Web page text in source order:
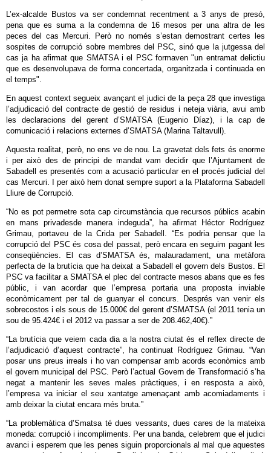
L’ex-alcalde Bustos va ser condemnat recentment a 3 anys de presó,
pena que es suma a la condemna de 16 mesos per una altra de les
peces del cas Mercuri. Però no només s’estan demostrant certes les
sospites de corrupció sobre membres del PSC, sinó que la jutgessa del
cas ja ha afirmat que SMATSA i el PSC formaven "un entramat delictiu
que es desenvolupava de forma concertada, organitzada i continuada en
el temps".
En aquest context segueix avançant el judici de la peça 28 que investiga
l’adjudicació del contracte de gestió de residus i neteja viària, avui amb
les declaracions del gerent d’SMATSA (Eugenio Díaz), i la cap de
comunicació i relacions externes d’SMATSA (Marina Taltavull).
Aquesta realitat, però, no ens ve de nou. La gravetat dels fets és enorme
i per això des de principi de mandat vam decidir que l’Ajuntament de
Sabadell es presentés com a acusació particular en el procés judicial del
cas Mercuri. I per això hem donat sempre suport a la Plataforma Sabadell
Lliure de Corrupció.
“No es pot permetre sota cap circumstància que recursos públics acabin
en mans privadesde manera indeguda”, ha afirmat Héctor Rodríguez
Grimau, portaveu de la Crida per Sabadell. “Es podria pensar que la
corrupció del PSC és cosa del passat, però encara en seguim pagant les
conseqüències. El cas d’SMATSA és, malauradament, una metàfora
perfecta de la brutícia que ha deixat a Sabadell el govern dels Bustos. El
PSC va facilitar a SMATSA el plec del contracte mesos abans que es fes
públic, i van acordar que l’empresa portaria una proposta inviable
econòmicament per tal de guanyar el concurs. Després van venir els
sobrecostos i els sous de 15.000€ del gerent d’SMATSA (el 2011 tenia un
sou de 95.424€ i el 2012 va passar a ser de 208.462,40€).”
“La brutícia que veiem cada dia a la nostra ciutat és el reflex directe de
l’adjudicació d’aquest contracte”, ha continuat Rodríguez Grimau. “Van
posar uns preus irreals i ho van compensar amb acords econòmics amb
el govern municipal del PSC. Però l’actual Govern de Transformació s’ha
negat a mantenir les seves males pràctiques, i en resposta a això,
l’empresa va iniciar el seu xantatge amenaçant amb acomiadaments i
amb deixar la ciutat encara més bruta.”
“La problemàtica d’Smatsa té dues vessants, dues cares de la mateixa
moneda: corrupció i incompliments. Per una banda, celebrem que el judici
avanci i esperem que les penes siguin proporcionals al mal que aquestes